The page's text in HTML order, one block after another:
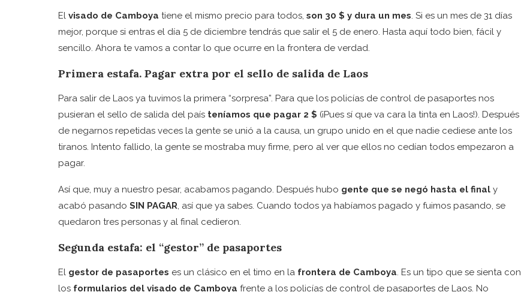
El visado de Camboya tiene el mismo precio para todos, son 30 $ y dura un mes. Si es un mes de 31 días
mejor, porque si entras el día 5 de diciembre tendrás que salir el 5 de enero. Hasta aquí todo bien, fácil y
sencillo. Ahora te vamos a contar lo que ocurre en la frontera de verdad.
Primera estafa. Pagar extra por el sello de salida de Laos
Para salir de Laos ya tuvimos la primera “sorpresa”. Para que los policías de control de pasaportes nos
pusieran el sello de salida del país teníamos que pagar 2 $ (¡Pues sí que va cara la tinta en Laos!). Después
de negarnos repetidas veces la gente se unió a la causa, un grupo unido en el que nadie cediese ante los
tiranos. Intento fallido, la gente se mostraba muy firme, pero al ver que ellos no cedían todos empezaron a
pagar.
Así que, muy a nuestro pesar, acabamos pagando. Después hubo gente que se negó hasta el final y
acabó pasando SIN PAGAR, así que ya sabes. Cuando todos ya habíamos pagado y fuimos pasando, se
quedaron tres personas y al final cedieron.
Segunda estafa: el “gestor” de pasaportes
El gestor de pasaportes es un clásico en el timo en la frontera de Camboya. Es un tipo que se sienta con
los formularios del visado de Camboya frente a los policías de control de pasaportes de Laos. No